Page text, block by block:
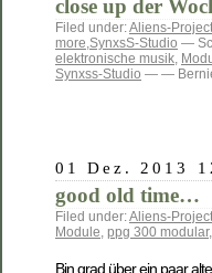
close up der
Filed under:Aliens-Project
more,SynxsS-Studio —
elektronische musik,
Synxss-Studio — —
01 Dez. 2013
good old time…
Filed under:Aliens-Project
Module ppg 300 modular,
Bin grad über ein paar